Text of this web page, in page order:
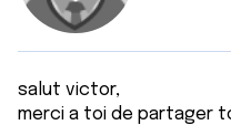
salut victor,
merci a toi de partager